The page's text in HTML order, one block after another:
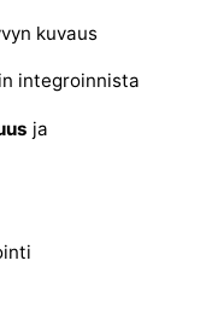
kuvaus
integroinnista
ja